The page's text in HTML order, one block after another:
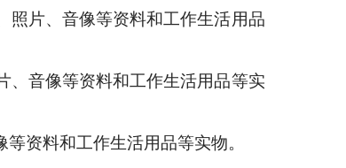
照片、音像等资料和工作生活用品
、音像等资料和工作生活用品等实
资料和工作生活用品等实物。